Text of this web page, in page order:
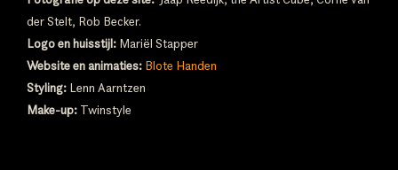
der Stelt, Rob Becker.
Logo en huisstijl: Mariël Stapper
Website en animaties: Blote Handen
Styling: Lenn Aarntzen
Make-up: Twinstyle